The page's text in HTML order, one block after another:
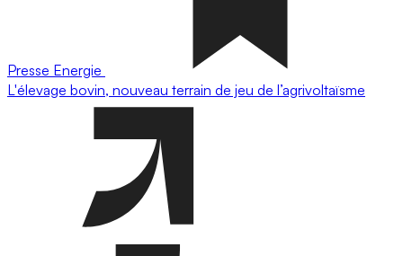
Presse Energie
L'élevage bovin, nouveau terrain de jeu de l’agrivoltaïsme